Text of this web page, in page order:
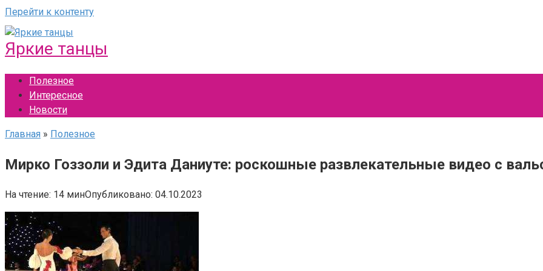
Перейти к контенту
Яркие танцы
Полезное
Интересное
Новости
Главная » Полезное
Мирко Гоззоли и Эдита Даниуте: роскошные развлекательные видео с
На чтение: 14 минОпубликовано: 04.10.2023